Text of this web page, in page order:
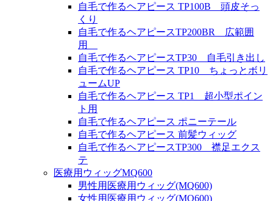
自毛で作るヘアピース TP100B 頭皮そっ
くり
自毛で作るヘアピースTP200BR 広範囲
用
自毛で作るヘアピースTP30 自毛引き出し
自毛で作るヘアピース TP10 ちょっとボリ
ュームUP
自毛で作るヘアピース TP1 超小型ポイン
ト用
自毛で作るヘアピース ポニーテール
自毛で作るヘアピース 前髪ウィッグ
自毛で作るヘアピースTP300 襟足エクス
テ
医療用ウィッグMQ600
男性用医療用ウィッグ(MQ600)
女性用医療用ウィッグ(MQ600)